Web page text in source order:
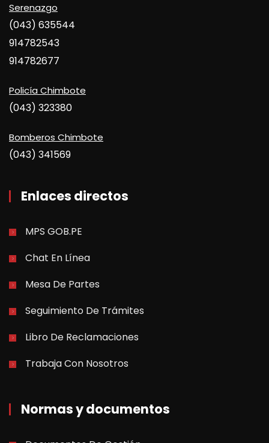
Serenazgo
(043) 635544
914782543
914782677
Policía Chimbote
(043) 323380
Bomberos Chimbote
(043) 341569
Enlaces directos
MPS GOB.PE
Chat En Línea
Mesa De Partes
Seguimiento De Trámites
Libro De Reclamaciones
Trabaja Con Nosotros
Normas y documentos